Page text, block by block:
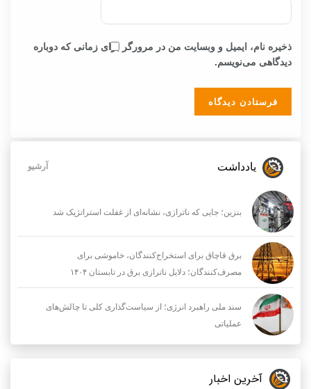
ذخیره نام، ایمیل و وبسایت من در مرورگر برای زمانی که دوباره
دیدگاهی می‌نویسم.
یادداشت آرشیو
بنزین؛ جایی که ناترازی، نشانه‌ای از غفلت استراتژیک شد
برق قاچاق برای استخراج‌کنندگان، خاموشی برای
مصرف‌کنندگان؛ دلایل ناترازی برق در تابستان ۱۴۰۴
سند ملی راهبرد انرژی؛ از سیاست‌گذاری کلی تا چالش‌های
عملیاتی
آخرین اخبار